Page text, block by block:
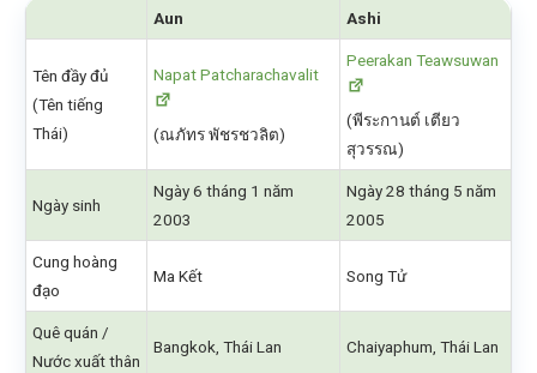
Aun Ashi
Tên đầy đủ
(Tên tiếng
Thái)
Napat Patcharachavalit
(ณภัทร พัชรชวลิต)
Peerakan Teawsuwan
(พีระกานต์ เตียว
สุวรรณ)
Ngày sinh
Ngày 6 tháng 1 năm
2003
Ngày 28 tháng 5 năm
2005
Cung hoàng
đạo
Ma Kết Song Tử
Quê quán /
Nước xuất thân
Bangkok, Thái Lan Chaiyaphum, Thái Lan